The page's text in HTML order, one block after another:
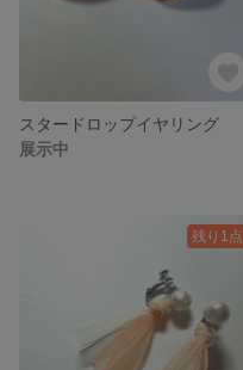
スタードロップイヤリング
展示中
残り1点